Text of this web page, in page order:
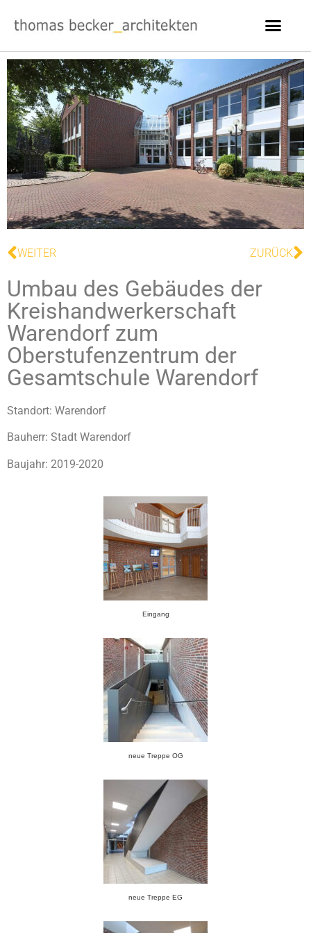
WEITER ZURÜCK
Umbau des Gebäudes der
Kreishandwerkerschaft
Warendorf zum
Oberstufenzentrum der
Gesamtschule Warendorf
Standort: Warendorf
Bauherr: Stadt Warendorf
Baujahr: 2019-2020
Eingang
neue Treppe OG
neue Treppe EG